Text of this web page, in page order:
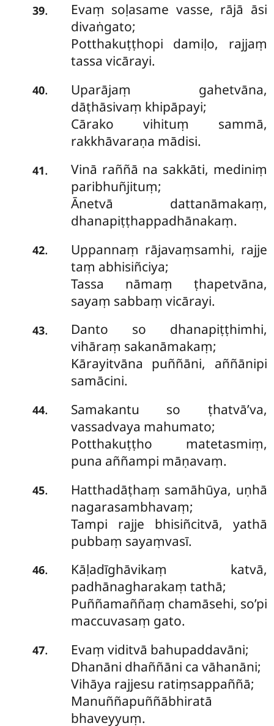
39.
Evaṃ soḷasame vasse, rājā āsi
divaṅgato;
Potthakuṭṭhopi damiḷo, rajjaṃ
tassa vicārayi.
40.
Uparājaṃ gahetvāna,
dāṭhāsivaṃ khipāpayi;
Cārako vihituṃ sammā,
rakkhāvaraṇa mādisi.
41.
Vinā raññā na sakkāti, mediniṃ
paribhuñjituṃ;
Ānetvā dattanāmakaṃ,
dhanapiṭṭhappadhānakaṃ.
42. Uppannaṃ rājavaṃsamhi, rajje
taṃ abhisiñciya;
Tassa nāmaṃ ṭhapetvāna,
sayaṃ sabbaṃ vicārayi.
43.
Danto so dhanapiṭṭhimhi,
vihāraṃ sakanāmakaṃ;
Kārayitvāna puññāni, aññānipi
samācini.
44.
Samakantu so ṭhatvā’va,
vassadvaya mahumato;
Potthakuṭṭho matetasmiṃ,
puna aññampi māṇavaṃ.
45.
Hatthadāṭhaṃ samāhūya, uṇhā
nagarasambhavaṃ;
Tampi rajje bhisiñcitvā, yathā
pubbaṃ sayaṃvasī.
46.
Kāḷadīghāvikaṃ katvā,
padhānagharakaṃ tathā;
Puññamaññaṃ chamāsehi, so’pi
maccuvasaṃ gato.
47.
Evaṃ viditvā bahupaddavāni;
Dhanāni dhaññāni ca vāhanāni;
Vihāya rajjesu ratiṃsappaññā;
Manuññapuññābhiratā
bhaveyyuṃ.